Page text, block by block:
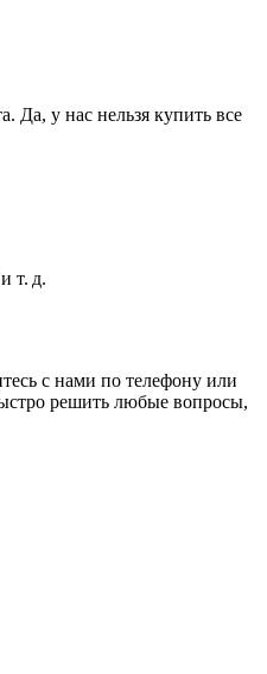
Да, у нас нельзя купить все
т. д.
с нами по телефону или
решить любые вопросы,